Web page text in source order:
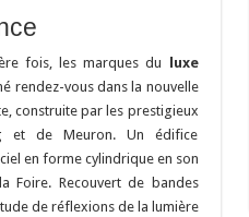
fois, les marques du
luxe
rendez-vous dans la nouvelle
construite par les prestigieux
et de Meuron. Un édifice
en forme cylindrique en son
Foire. Recouvert de bandes
de réflexions de la lumière